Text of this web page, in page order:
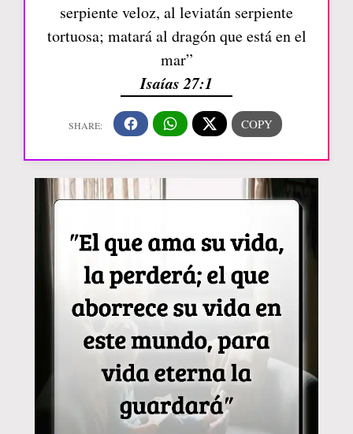
serpiente veloz, al leviatán serpiente
tortuosa; matará al dragón que está en el
mar”
Isaías 27:1